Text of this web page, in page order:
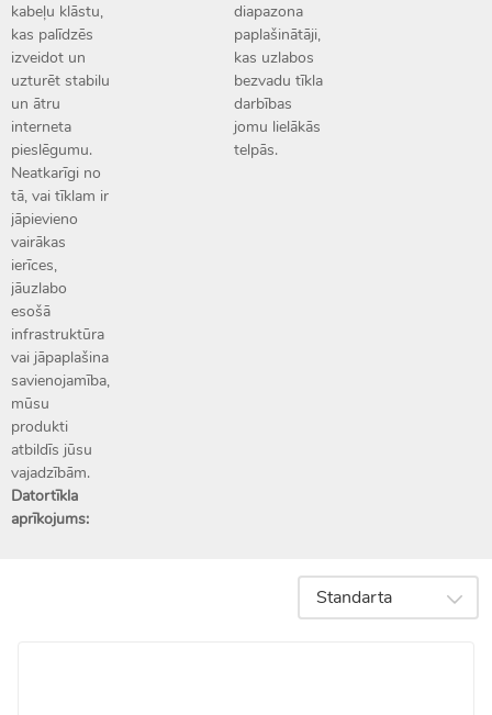
kabeļu klāstu,
kas palīdzēs
izveidot un
uzturēt stabilu
un ātru
interneta
pieslēgumu.
Neatkarīgi no
tā, vai tīklam ir
jāpievieno
vairākas
ierīces,
jāuzlabo
esošā
infrastruktūra
vai jāpaplašina
savienojamība,
mūsu
produkti
atbildīs jūsu
vajadzībām.
Datortīkla
aprīkojums:
diapazona
paplašinātāji,
kas uzlabos
bezvadu tīkla
darbības
jomu lielākās
telpās.
Standarta